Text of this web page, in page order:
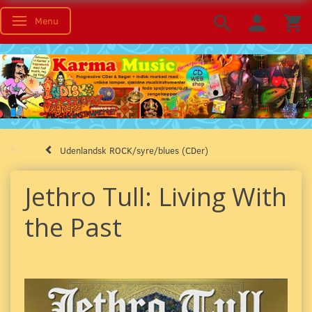
Skifte navigation
Menu
Udenlandsk ROCK/syre/blues (CDer)
Jethro Tull: Living With
the Past